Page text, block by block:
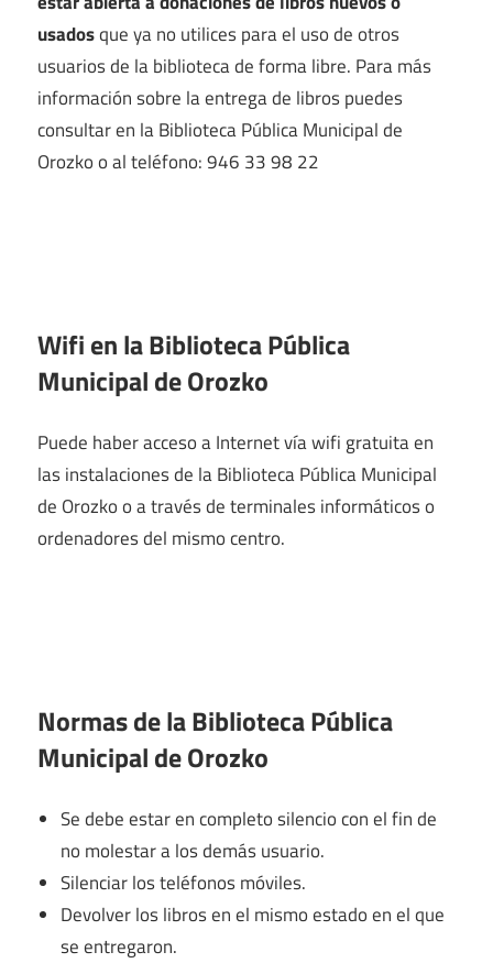
usadosque ya no utilices para el uso de otros
usuarios de la biblioteca de forma libre. Para más
información sobre la entrega de libros puedes
consultar en la Biblioteca Pública Municipal de
Orozko o al teléfono: 946 33 98 22
Wifi en laBiblioteca Pública
Municipal de Orozko
Puede haber acceso a Internet vía wifi gratuita en
las instalaciones de la Biblioteca Pública Municipal
de Orozko o a través de terminales informáticos o
ordenadores del mismo centro.
Normas de la Biblioteca Pública
Municipal de Orozko
Se debe estar en completo silencio con el fin de
no molestar a los demás usuario.
Silenciar los teléfonos móviles.
Devolver los libros en el mismo estado en el que
se entregaron.